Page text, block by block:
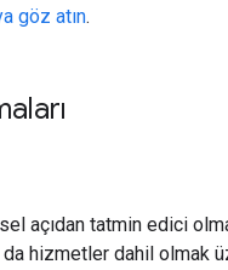
göz atın.
açıdan tatmin edici
da hizmetler dahil olmak